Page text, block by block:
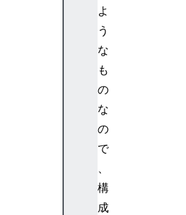
よ
う
な
も
の
な
の
で
構
成